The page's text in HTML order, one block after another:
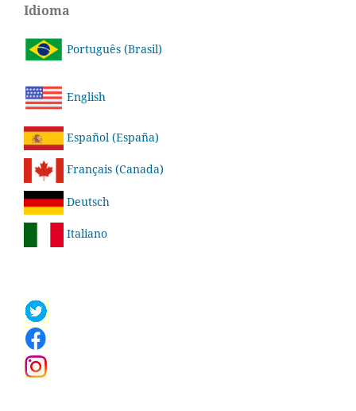
Idioma
Português (Brasil)
English
Español (España)
Français (Canada)
Deutsch
Italiano